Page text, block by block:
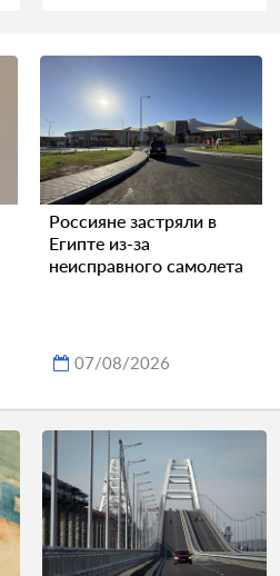
Россияне застряли в
Египте из-за
неисправного самолета
07/08/2026